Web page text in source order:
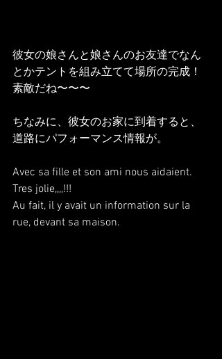
彼女の娘さんと娘さんのお友達でなん
とかテントを組み立てて場所の完成！
素敵だね〜〜〜
ちなみに、彼女のお家に到着すると、
道路にパフォーマンス情報が。
Avec sa fille et son ami nous aidaient.
Tres jolie,,,,!!!
Au fait, il y avait un information sur la
rue, devant sa maison.